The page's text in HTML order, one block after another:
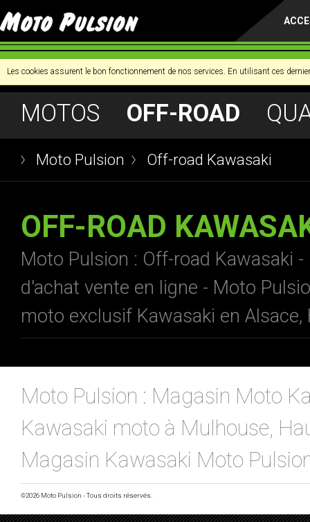
Les cookies assurent le bon fonctionnement de nos services. En utilisant ces
MOTOS OFF-ROAD
Moto Pulsion Off-road Kawasaki
OFF-ROAD
Moto Pulsion : Off-road Kawasaki
d'achat vente en ligne - Moto
moto exclusif Kawasaki en
Moto Pulsion : Magasin Moto
Kawasaki moto à Mulhouse,
Magasin Kawasaki Moto
©2026 Moto Pulsion - Tous droits réservés.